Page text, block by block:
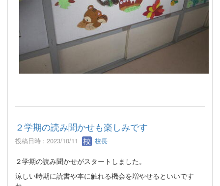
２学期の読み聞かせも楽しみです
投稿日時 : 2023/10/11 校長
２学期の読み聞かせがスタートしました。
涼しい時期に読書や本に触れる機会を増やせるといいです